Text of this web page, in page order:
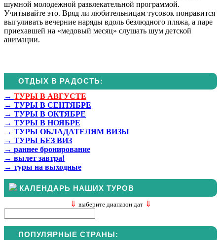
шумной молодежной развлекательной программой.
Учитывайте это. Вряд ли любительницам тусовок понравится
выгуливать вечерние наряды вдоль безлюдного пляжа, а паре
приехавшей на «медовый месяц» слушать шум детской
анимации.
ОТДЫХ В РАДОСТЬ:
→ ТУРЫ В АВГУСТЕ
→ ТУРЫ В СЕНТЯБРЕ
→ ТУРЫ В ОКТЯБРЕ
→ ТУРЫ В НОЯБРЕ
→ ТУРЫ ОБЛАДАТЕЛЯМ ВИЗЫ
→ ТУРЫ БЕЗ ВИЗ
→ раннее бронирование
→ вылет завтра!
→ туры на выходные
КАЛЕНДАРЬ НАШИХ ТУРОВ
⇓ выберите диапазон дат⇓
ПОПУЛЯРНЫЕ СТРАНЫ: